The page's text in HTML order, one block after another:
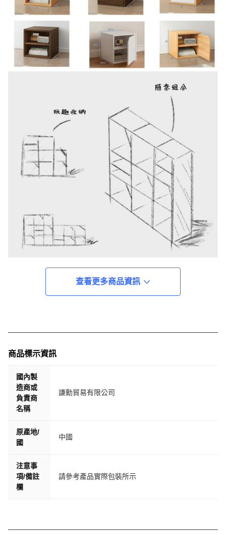
查看更多商品資訊
商品標示資訊
國內製
造商或
負責商
名稱
謙勳貿易有限公司
原產地/
國
中國
注意事
項/備註
欄
請參考產品實際包裝所示